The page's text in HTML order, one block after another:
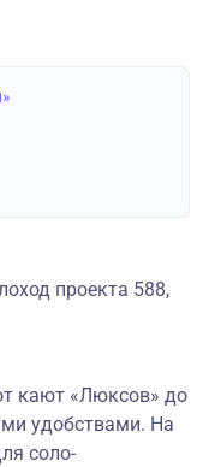
проекта 588,
кают «Люксов» до
удобствами. На
соло-